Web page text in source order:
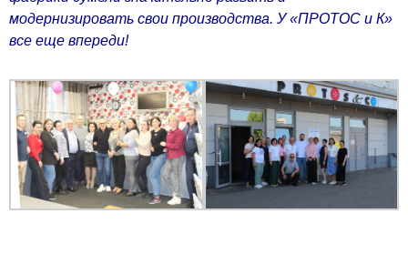
модернизировать свои производства. У «ПРОТОС и К»
все еще впереди!